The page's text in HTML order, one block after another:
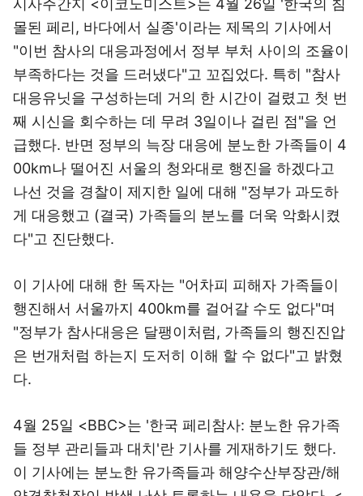
시사주간지 <이코노미스트>는 4월 26일 '한국의 침
몰된 페리, 바다에서 실종'이라는 제목의 기사에서
"이번 참사의 대응과정에서 정부 부처 사이의 조율이
부족하다는 것을 드러냈다"고 꼬집었다. 특히 "참사
대응유닛을 구성하는데 거의 한 시간이 걸렸고 첫 번
째 시신을 회수하는 데 무려 3일이나 걸린 점"을 언
급했다. 반면 정부의 늑장 대응에 분노한 가족들이 4
00km나 떨어진 서울의 청와대로 행진을 하겠다고
나선 것을 경찰이 제지한 일에 대해 "정부가 과도하
게 대응했고 (결국) 가족들의 분노를 더욱 악화시켰
다"고 진단했다.
이 기사에 대해 한 독자는 "어차피 피해자 가족들이
행진해서 서울까지 400km를 걸어갈 수도 없다"며
"정부가 참사대응은 달팽이처럼, 가족들의 행진진압
은 번개처럼 하는지 도저히 이해 할 수 없다"고 밝혔
다.
4월 25일 <BBC>는 '한국 페리참사: 분노한 유가족
들 정부 관리들과 대치'란 기사를 게재하기도 했다.
이 기사에는 분노한 유가족들과 해양수산부장관/해